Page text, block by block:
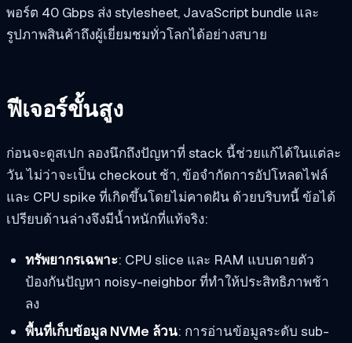
พอร์ต 40 Gbps ส่ง stylesheet, JavaScript bundle และ
รูปภาพสินค้าถึงผู้เยี่ยมชมทั่วโลกได้อย่างสบาย
ฟีเจอร์ขั้นสูง
ก่อนจะดูสเปก ลองนึกถึงปัญหาที่ stack นี้ช่วยแก้ได้ในแต่ละ
วัน ไม่ว่าจะเป็น checkout ช้า, ข้อจำกัดการอัปโหลดไฟล์
และ CPU spike ที่เกิดขึ้นโดยไม่คาดฝัน ด้วยบริบทนี้ ข้อได้
เปรียบด้านล่างจึงมีน้ำหนักที่แท้จริง:
ทรัพยากรเฉพาะ: CPU slice และ RAM แบบตายตัว
ป้องกันปัญหา noisy-neighbor ที่ทำให้ประสิทธิภาพช้า
ลง
พื้นที่เก็บข้อมูล NVMe ล้วน: การอ่านข้อมูลระดับ sub-